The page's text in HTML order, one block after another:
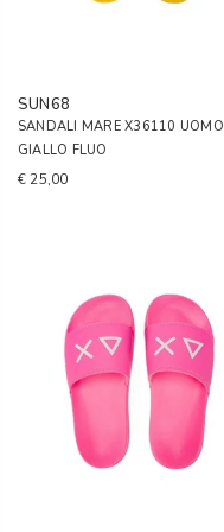
SUN68
SANDALI MARE X36110 UOMO
GIALLO FLUO
€ 25,00